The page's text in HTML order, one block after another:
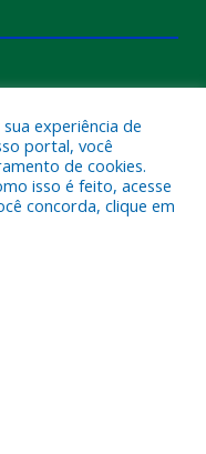
experiência de
portal, você
de cookies.
isso é feito, acesse
concorda, clique em